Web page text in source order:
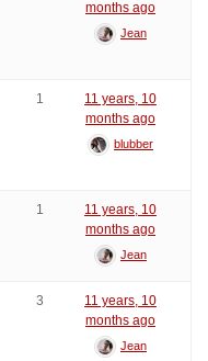
months ago
Jean
1
11 years, 10
months ago
blubber
1
11 years, 10
months ago
Jean
3
11 years, 10
months ago
Jean